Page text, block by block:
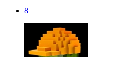
8